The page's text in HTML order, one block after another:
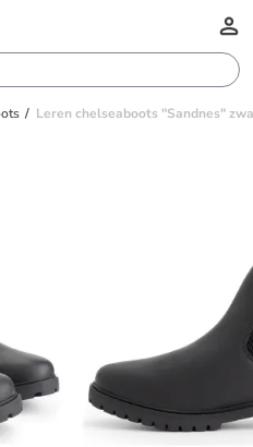
Leren chelseaboots "Sandnes"